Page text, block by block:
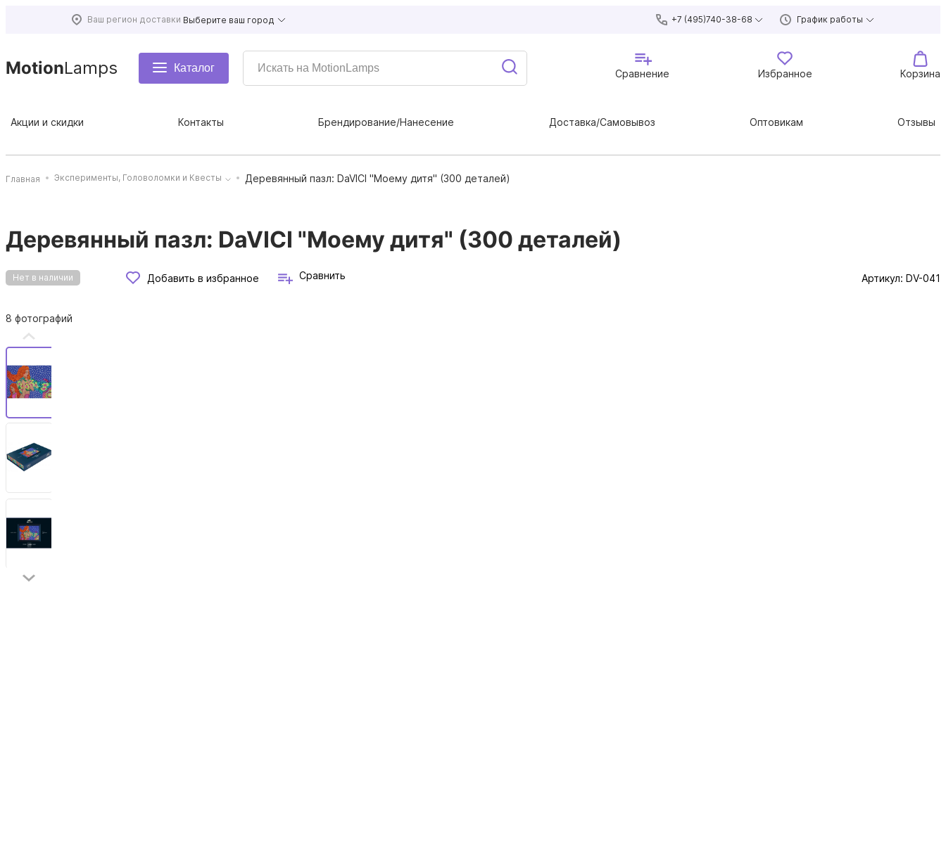
Ваш регион доставки Выберите ваш город +7 (495)740-38-68 График работы
MotionLamps Каталог Сравнение Избранное Корзина
Акции и скидки Контакты Брендирование/Нанесение Доставка/Самовывоз Оптовикам Отзывы
Главная Эксперименты, Головоломки и Квесты Деревянный пазл: DaVICI "Моему дитя" (300 деталей)
Деревянный пазл: DaVICI "Моему дитя" (300 деталей)
Нет в наличии Добавить в избранное Сравнить Артикул: DV-041
8 фотографий